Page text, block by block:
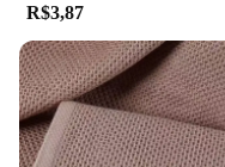
R$3,87